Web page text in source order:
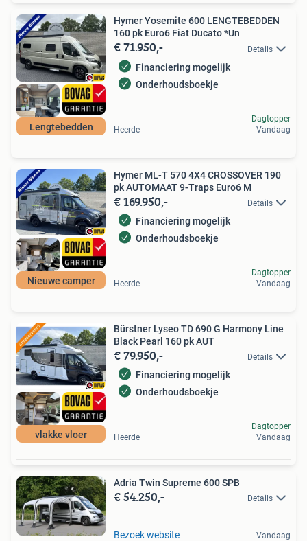
Lengtebedden
Hymer Yosemite 600 LENGTEBEDDEN
160 pk Euro6 Fiat Ducato *Un
€ 71.950,- Details
Financiering mogelijk
Onderhoudsboekje
Heerde
Dagtopper
Vandaag
Nieuwe camper
Hymer ML-T 570 4X4 CROSSOVER 190
pk AUTOMAAT 9-Traps Euro6 M
€ 169.950,- Details
Financiering mogelijk
Onderhoudsboekje
Heerde
Dagtopper
Vandaag
vlakke vloer
Bürstner Lyseo TD 690 G Harmony Line
Black Pearl 160 pk AUT
€ 79.950,- Details
Financiering mogelijk
Onderhoudsboekje
Heerde
Dagtopper
Vandaag
Adria Twin Supreme 600 SPB
€ 54.250,- Details
Bezoek website Vandaag